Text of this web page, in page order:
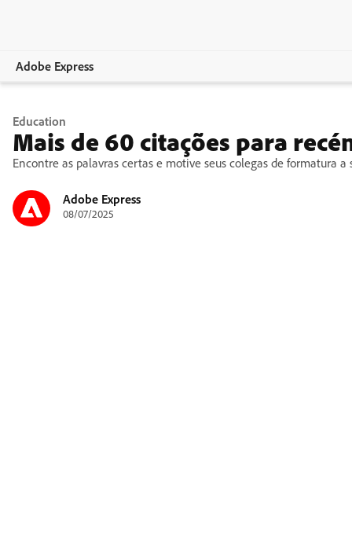
Adobe Express
Visão geral
Criação
Empresas
Education
Mais de 60 citações para
Encontre as palavras certas e motive seus colegas de formatura
Adobe Express
08/07/2025